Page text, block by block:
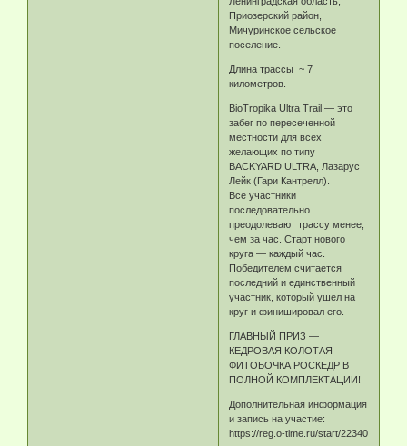
Приозерский район,
Мичуринское сельское
поселение.
Длина трассы ~ 7
километров.
BioTropika Ultra Trail — это
забег по пересеченной
местности для всех
желающих по типу
BACKYARD ULTRA, Лазарус
Лейк (Гари Кантрелл).
Все участники
последовательно
преодолевают трассу менее,
чем за час. Старт нового
круга — каждый час.
Победителем считается
последний и единственный
участник, который ушел на
круг и финишировал его.
ГЛАВНЫЙ ПРИЗ —
КЕДРОВАЯ КОЛОТАЯ
ФИТОБОЧКА РОСКЕДР В
ПОЛНОЙ КОМПЛЕКТАЦИИ!
Дополнительная информация
и запись на участие:
https://reg.o-time.ru/start/22340